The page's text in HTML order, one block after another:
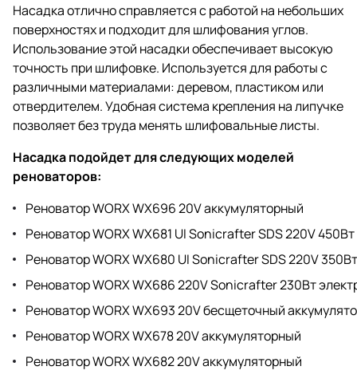
Насадка отлично справляется с работой на небольших
поверхностях и подходит для шлифования углов.
Использование этой насадки обеспечивает высокую
точность при шлифовке. Используется для работы с
различными материалами: деревом, пластиком или
отвердителем. Удобная система крепления на липучке
позволяет без труда менять шлифовальные листы.
Насадка подойдет для следующих моделей
реноваторов:
Реноватор WORX WX696 20V аккумуляторный
Реноватор WORX WX681 UI Sonicrafter SDS 220V
Реноватор WORX WX680 UI Sonicrafter SDS 220V
Реноватор WORX WX686 220V Sonicrafter 230Вт
Реноватор WORX WX693 20V бесщеточный
Реноватор WORX WX678 20V аккумуляторный
Реноватор WORX WX682 20V аккумуляторный